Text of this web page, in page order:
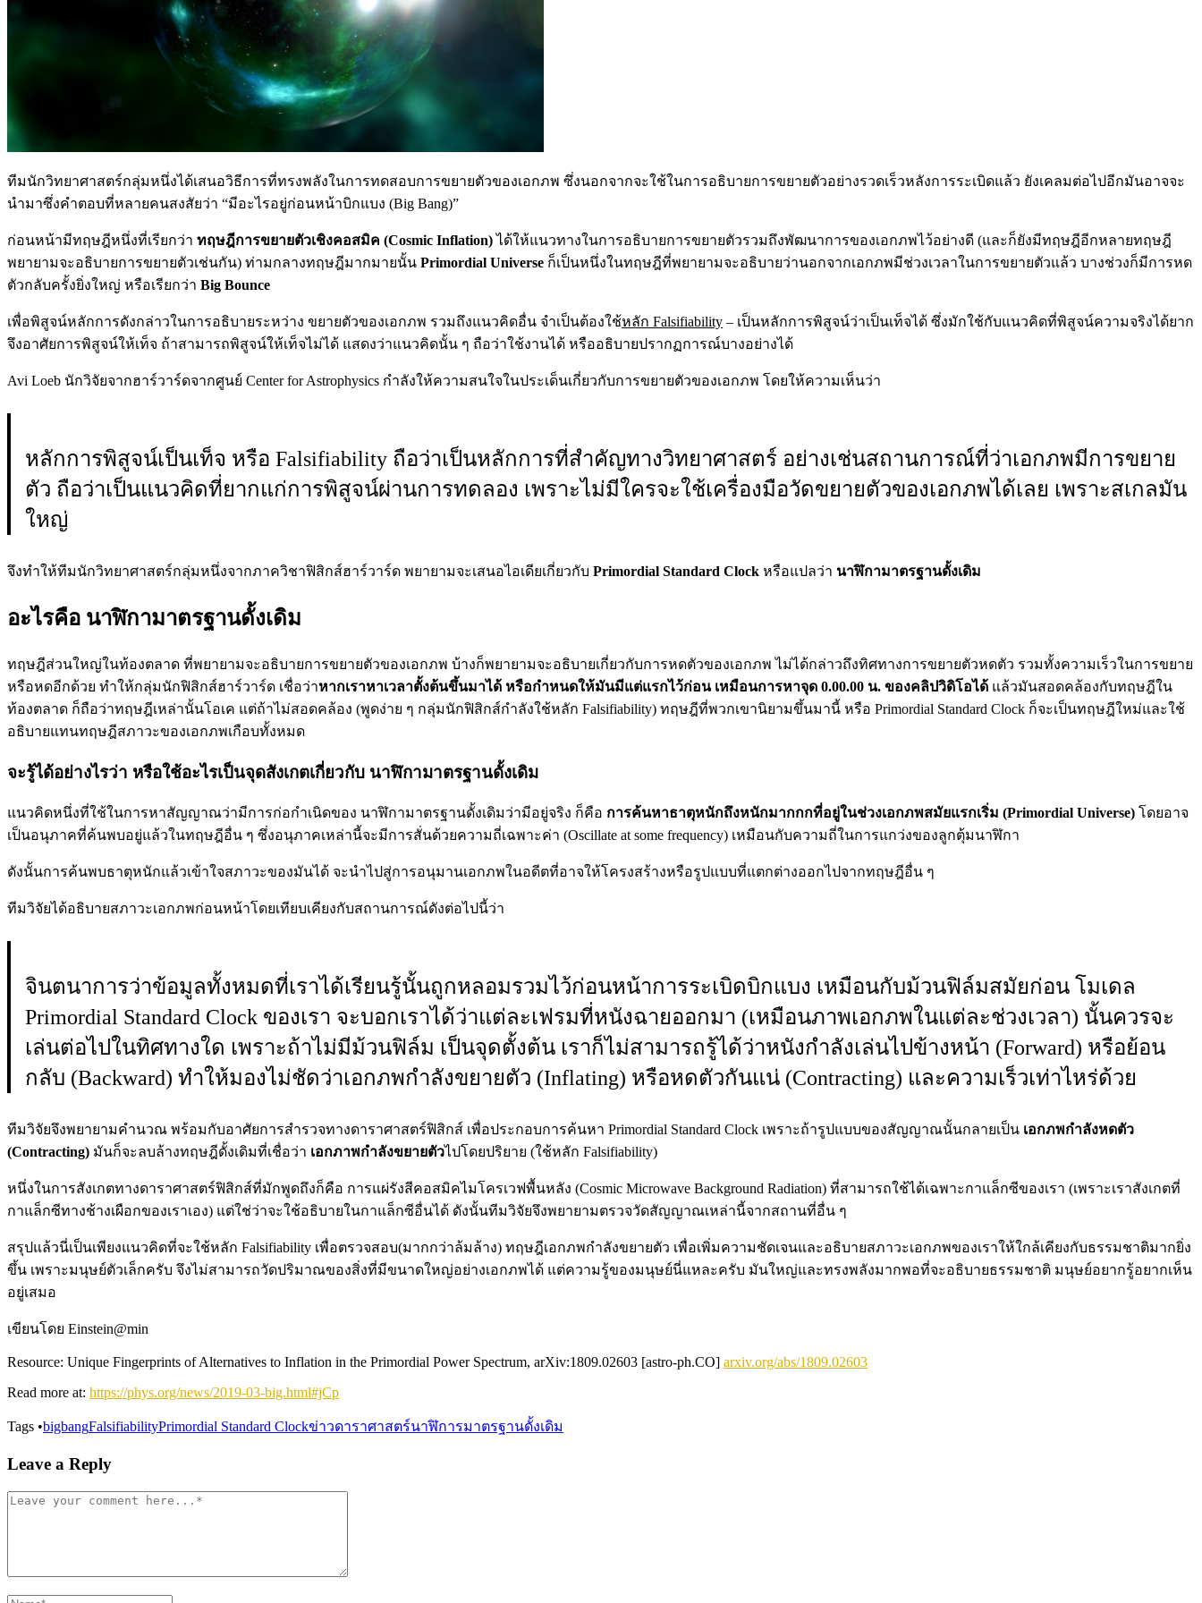
ทีมนักวิทยาศาสตร์กลุ่มหนึ่งได้เสนอวิธีการที่ทรงพลังในการทดสอบการขยายตัวของเอกภพ ซึ่งนอกจากจะใช้ในการอธิบายการขยายตัวอย่างรวดเร็วหลังการระเบิดแล้ว ยังเคลมต่อไปอีกมันอาจจะ
นำมาซึ่งคำตอบที่หลายคนสงสัยว่า “มีอะไรอยู่ก่อนหน้าบิกแบง (Big Bang)”
ก่อนหน้ามีทฤษฎีหนึ่งที่เรียกว่า ทฤษฎีการขยายตัวเชิงคอสมิค (Cosmic Inflation)ได้ให้แนวทางในการอธิบายการขยายตัวรวมถึงพัฒนาการของเอกภพไว้อย่างดี (และก็ยังมีทฤษฎีอีกหลายทฤษฎี
พยายามจะอธิบายการขยายตัวเช่นกัน) ท่ามกลางทฤษฎีมากมายนั้น Primordial Universe ก็เป็นหนึ่งในทฤษฎีที่พยายามจะอธิบายว่านอกจากเอกภพมีช่วงเวลาในการขยายตัวแล้ว บางช่วงก็มีการหด
ตัวกลับครั้งยิ่งใหญ่ หรือเรียกว่า Big Bounce
เพื่อพิสูจน์หลักการดังกล่าวในการอธิบายระหว่าง ขยายตัวของเอกภพ รวมถึงแนวคิดอื่น จำเป็นต้องใช้หลัก Falsifiability – เป็นหลักการพิสูจน์ว่าเป็นเท็จได้ ซึ่งมักใช้กับแนวคิดที่พิสูจน์ความจริงได้ยาก
จึงอาศัยการพิสูจน์ให้เท็จ ถ้าสามารถพิสูจน์ให้เท็จไม่ได้ แสดงว่าแนวคิดนั้น ๆ ถือว่าใช้งานได้ หรืออธิบายปรากฏการณ์บางอย่างได้
Avi Loeb นักวิจัยจากฮาร์วาร์ดจากศูนย์ Center for Astrophysics กำลังให้ความสนใจในประเด็นเกี่ยวกับการขยายตัวของเอกภพ โดยให้ความเห็นว่า
หลักการพิสูจน์เป็นเท็จ หรือ Falsifiability ถือว่าเป็นหลักการที่สำคัญทางวิทยาศาสตร์ อย่างเช่นสถานการณ์ที่ว่าเอกภพมีการขยาย
ตัว ถือว่าเป็นแนวคิดที่ยากแก่การพิสูจน์ผ่านการทดลอง เพราะไม่มีใครจะใช้เครื่องมือวัดขยายตัวของเอกภพได้เลย เพราะสเกลมัน
ใหญ่
จึงทำให้ทีมนักวิทยาศาสตร์กลุ่มหนึ่งจากภาควิชาฟิสิกส์ฮาร์วาร์ด พยายามจะเสนอไอเดียเกี่ยวกับ Primordial Standard Clock หรือแปลว่า นาฬิกามาตรฐานดั้งเดิม
อะไรคือ นาฬิกามาตรฐานดั้งเดิม
ทฤษฎีส่วนใหญ่ในท้องตลาด ที่พยายามจะอธิบายการขยายตัวของเอกภพ บ้างก็พยายามจะอธิบายเกี่ยวกับการหดตัวของเอกภพ ไม่ได้กล่าวถึงทิศทางการขยายตัวหดตัว รวมทั้งความเร็วในการขยาย
หรือหดอีกด้วย ทำให้กลุ่มนักฟิสิกส์ฮาร์วาร์ด เชื่อว่าหากเราหาเวลาตั้งต้นขึ้นมาได้ หรือกำหนดให้มันมีแต่แรกไว้ก่อน เหมือนการหาจุด 0.00.00 น. ของคลิปวิดิโอได้ แล้วมันสอดคล้องกับทฤษฎีใน
ท้องตลาด ก็ถือว่าทฤษฎีเหล่านั้นโอเค แต่ถ้าไม่สอดคล้อง (พูดง่าย ๆ กลุ่มนักฟิสิกส์กำลังใช้หลัก Falsifiability) ทฤษฎีที่พวกเขานิยามขึ้นมานี้ หรือ Primordial Standard Clock ก็จะเป็นทฤษฎีใหม่และใช้
อธิบายแทนทฤษฎีสภาวะของเอกภพเกือบทั้งหมด
จะรู้ได้อย่างไรว่า หรือใช้อะไรเป็นจุดสังเกตเกี่ยวกับ นาฬิกามาตรฐานดั้งเดิม
แนวคิดหนึ่งที่ใช้ในการหาสัญญาณว่ามีการก่อกำเนิดของ นาฬิกามาตรฐานดั้งเดิมว่ามีอยู่จริง ก็คือ การค้นหาธาตุหนักถึงหนักมากกกที่อยู่ในช่วงเอกภพสมัยแรกเริ่ม (Primordial Universe) โดยอาจ
เป็นอนุภาคที่ค้นพบอยู่แล้วในทฤษฎีอื่น ๆ ซึ่งอนุภาคเหล่านี้จะมีการสั่นด้วยความถี่เฉพาะค่า (Oscillate at some frequency) เหมือนกับความถี่ในการแกว่งของลูกตุ้มนาฬิกา
ดังนั้นการค้นพบธาตุหนักแล้วเข้าใจสภาวะของมันได้ จะนำไปสู่การอนุมานเอกภพในอดีตที่อาจให้โครงสร้างหรือรูปแบบที่แตกต่างออกไปจากทฤษฎีอื่น ๆ
ทีมวิจัยได้อธิบายสภาวะเอกภพก่อนหน้าโดยเทียบเคียงกับสถานการณ์ดังต่อไปนี้ว่า
จินตนาการว่าข้อมูลทั้งหมดที่เราได้เรียนรู้นั้นถูกหลอมรวมไว้ก่อนหน้าการระเบิดบิกแบง เหมือนกับม้วนฟิล์มสมัยก่อน โมเดล
Primordial Standard Clock ของเรา จะบอกเราได้ว่าแต่ละเฟรมที่หนังฉายออกมา (เหมือนภาพเอกภพในแต่ละช่วงเวลา) นั้นควรจะ
เล่นต่อไปในทิศทางใด เพราะถ้าไม่มีม้วนฟิล์ม เป็นจุดตั้งต้น เราก็ไม่สามารถรู้ได้ว่าหนังกำลังเล่นไปข้างหน้า (Forward) หรือย้อน
กลับ (Backward) ทำให้มองไม่ชัดว่าเอกภพกำลังขยายตัว (Inflating) หรือหดตัวกันแน่ (Contracting) และความเร็วเท่าไหร่ด้วย
ทีมวิจัยจึงพยายามคำนวณ พร้อมกับอาศัยการสำรวจทางดาราศาสตร์ฟิสิกส์ เพื่อประกอบการค้นหา Primordial Standard Clock เพราะถ้ารูปแบบของสัญญาณนั้นกลายเป็น เอกภพกำลังหดตัว
(Contracting) มันก็จะลบล้างทฤษฎีดั้งเดิมที่เชื่อว่า เอกภาพกำลังขยายตัวไปโดยปริยาย (ใช้หลัก Falsifiability)
หนึ่งในการสังเกตทางดาราศาสตร์ฟิสิกส์ที่มักพูดถึงก็คือ การแผ่รังสีคอสมิคไมโครเวฟพื้นหลัง (Cosmic Microwave Background Radiation) ที่สามารถใช้ได้เฉพาะกาแล็กซีของเรา (เพราะเราสังเกตที่
กาแล็กซีทางช้างเผือกของเราเอง) แต่ใช่ว่าจะใช้อธิบายในกาแล็กซีอื่นได้ ดังนั้นทีมวิจัยจึงพยายามตรวจวัดสัญญาณเหล่านี้จากสถานที่อื่น ๆ
สรุปแล้วนี่เป็นเพียงแนวคิดที่จะใช้หลัก Falsifiability เพื่อตรวจสอบ(มากกว่าล้มล้าง) ทฤษฎีเอกภพกำลังขยายตัว เพื่อเพิ่มความชัดเจนและอธิบายสภาวะเอกภพของเราให้ใกล้เคียงกับธรรมชาติมากยิ่ง
ขึ้น เพราะมนุษย์ตัวเล็กครับ จึงไม่สามารถวัดปริมาณของสิ่งที่มีขนาดใหญ่อย่างเอกภพได้ แต่ความรู้ของมนุษย์นี่แหละครับ มันใหญ่และทรงพลังมากพอที่จะอธิบายธรรมชาติ มนุษย์อยากรู้อยากเห็น
อยู่เสมอ
เขียนโดย Einstein@min
Resource: Unique Fingerprints of Alternatives to Inflation in the Primordial Power Spectrum, arXiv:1809.02603 [astro-ph.CO] arxiv.org/abs/1809.02603
Read more at: https://phys.org/news/2019-03-big.html#jCp
Tags •bigbangFalsifiabilityPrimordial Standard Clockข่าวดาราศาสตร์นาฬิการมาตรฐานดั้งเดิม
Leave a Reply